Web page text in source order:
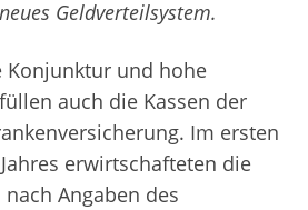
Geldverteilsystem.
Konjunktur und hohe
auch die Kassen der
Im ersten
erwirtschafteten die
Angaben des